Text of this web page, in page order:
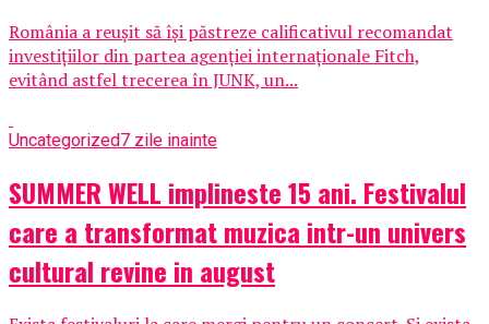
România a reușit să își păstreze calificativul recomandat
investițiilor din partea agenției internaționale Fitch,
evitând astfel trecerea în JUNK, un...
Uncategorized7 zile inainte
SUMMER WELL implineste 15 ani. Festivalul
care a transformat muzica intr-un univers
cultural revine in august